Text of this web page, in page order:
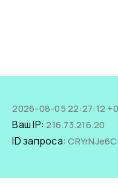
2026-08-05 22:27:12
Ваш IP:216.73.216.20
ID запроса: